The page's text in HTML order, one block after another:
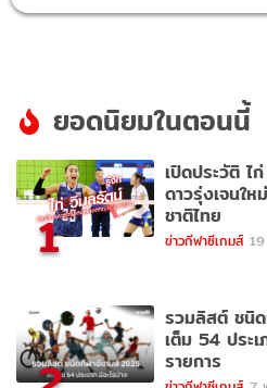
ยอดนิยมในตอนนี้
1
เปิดประวัติ ไ
ดาวรุ่งเจนใ
ชาติไทย
ข่าวกีฬาซีเกมส์
รวมลิสต์ ชนิ
เต็ม 54 ประ
รายการ